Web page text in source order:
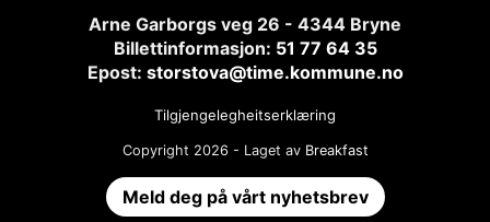
Arne Garborgs veg 26 - 4344 Bryne
Billettinformasjon: 51 77 64 35
Epost: storstova@time.kommune.no
Tilgjengelegheitserklæring
Copyright 2026 - Laget av Breakfast
Meld deg på vårt nyhetsbrev